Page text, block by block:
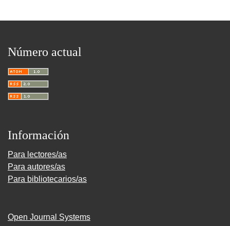
Número actual
Información
Para lectores/as
Para autores/as
Para bibliotecarios/as
Open Journal Systems